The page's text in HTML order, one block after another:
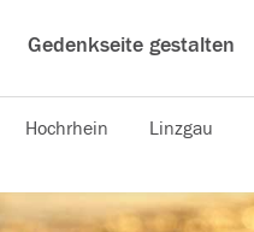
Gedenkseite gestalten
Hochrhein Linzgau